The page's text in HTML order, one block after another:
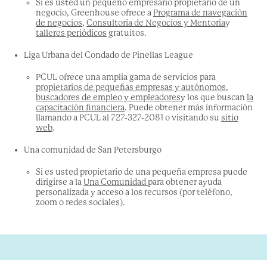
Si es usted un pequeño empresariopropietario de un
negocio, Greenhouse ofrece a Programa de navegación
de negocios, Consultoría de Negocios y Mentoríay
talleres periódicos gratuitos.
Liga Urbana del Condado de Pinellas League
PCUL ofrece unaamplia gamade servicios para
propietarios de pequeñas empresas yautónomos,
buscadores de empleoy empleadoresy los que buscan la
capacitación financiera. Puede obtener más información
llamando a PCULal 727-327-2081 o visitando su sitio
web.
Una comunidad de San Petersburgo
Si es usted propietario de una pequeña empresapuede
dirigirse a la Una Comunidadpara obtener ayuda
personalizada y acceso a los recursos (por teléfono,
zoom o redes sociales).